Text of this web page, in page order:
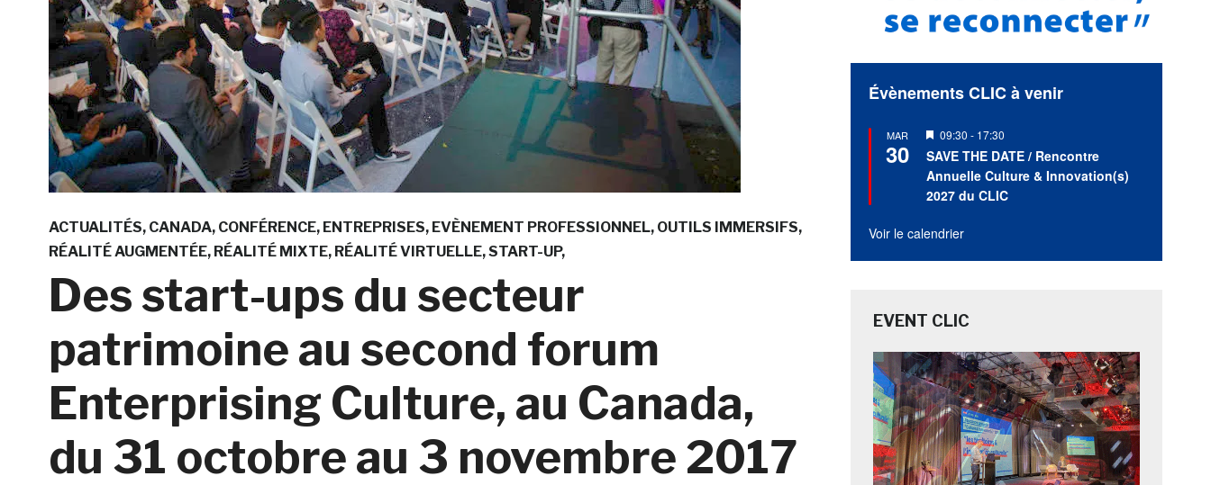
ACTUALITÉS CANADA CONFÉRENCE ENTREPRISES EVÈNEMENT PROFESSIONNEL OUTILS IMMERSIFS
RÉALITÉ AUGMENTÉE RÉALITÉ MIXTE RÉALITÉ VIRTUELLE START-UP
Des start-ups du secteur
patrimoine au second forum
Enterprising Culture, au Canada,
du 31 octobre au 3 novembre 2017
Évènements CLIC à venir
MAR
30
Mis
en
avant
09:30 - 17:30
SAVE THE DATE / Rencontre
Annuelle Culture & Innovation(s)
2027 du CLIC
Voir le calendrier
EVENT CLIC